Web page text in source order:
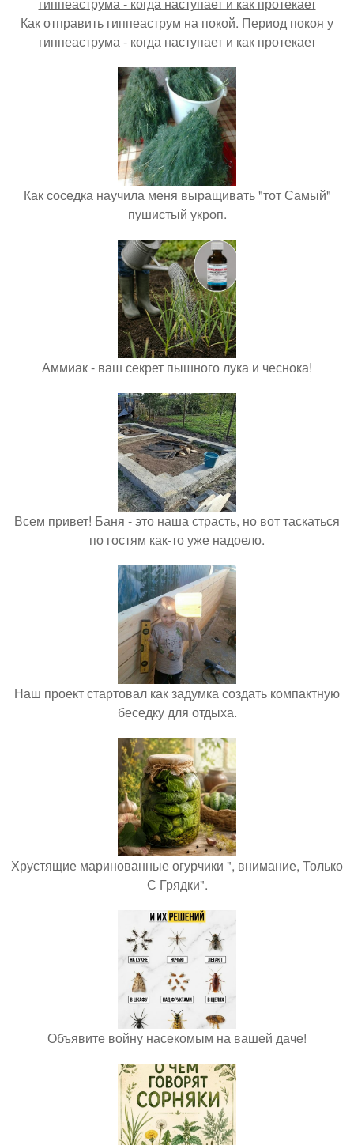
Как отправить гиппеаструм на покой. Период покоя у
гиппеаструма - когда наступает и как протекает
Как соседка научила меня выращивать "тот Самый"
пушистый укроп.
Аммиак - ваш секрет пышного лука и чеснока!
Всем привет! Баня - это наша страсть, но вот таскаться
по гостям как-то уже надоело.
Наш проект стартовал как задумка создать компактную
беседку для отдыха.
Хрустящие маринованные огурчики ", внимание, Только
С Грядки".
Объявите войну насекомым на вашей даче!